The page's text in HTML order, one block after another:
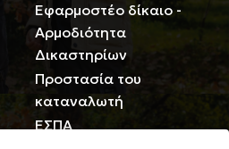
Εφαρμοστέο δίκαιο -
Αρμοδιότητα
Δικαστηρίων
Προστασία του
καταναλωτή
ΕΣΠΑ